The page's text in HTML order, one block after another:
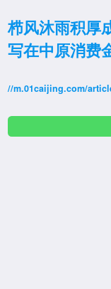
栉风沐雨积
写在中原消费
//m.01caijing.com/